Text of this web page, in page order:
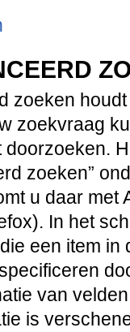
zoeken
zoekvraag
doorzoeken.
zoeken”
u daar met
In het
een item
van
is